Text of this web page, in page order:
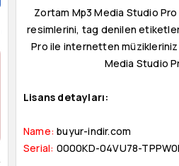
Zortam Mp3 Media Studio Pro
resimlerini, tag denilen
Pro ile internetten müzikleriniz
Media Studio
Lisans detayları:
Name: buyur-indir.com
Serial: 0000KD-04VU78-